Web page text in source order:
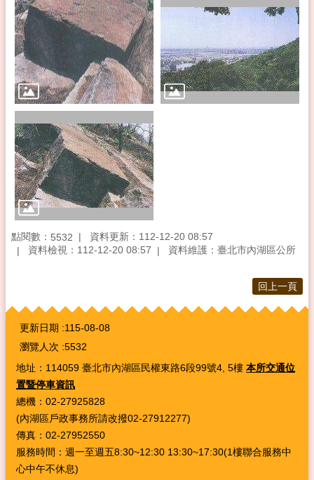
點閱數： 5532
資料更新：112-12-20 08:57
資料檢視：112-12-20 08:57
資料維護：臺北市內湖區公所
回上一頁
:::
更新日期
115-08-08
瀏覽人次 5532
地址：114059 臺北市內湖區民權東路6段99號4, 5樓 本所交通位
置暨停車資訊
總機：02-27925828
(內湖區戶政事務所請改撥02-27912277)
傳真：02-27952550
服務時間：週一至週五8:30~12:30 13:30~17:30(1樓聯合服務中
心中午不休息)